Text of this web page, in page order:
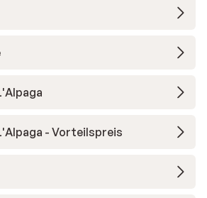
- Vorteilspreis